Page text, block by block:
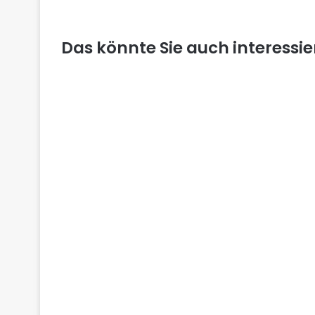
Das könnte Sie auch